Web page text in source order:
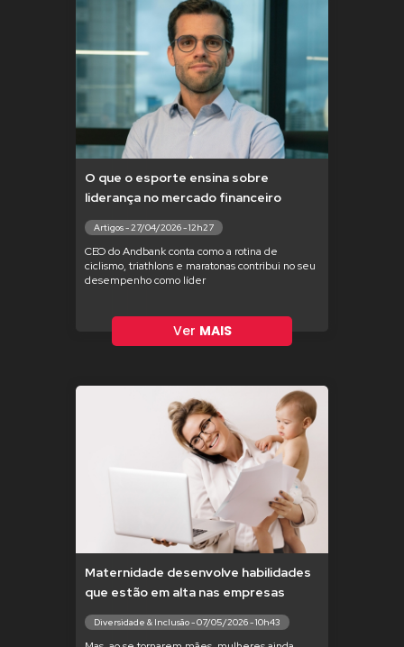
O que o esporte ensina sobre
liderança no mercado financeiro
Artigos - 27/04/2026 - 12h27
CEO do Andbank conta como a rotina de
ciclismo, triathlons e maratonas contribui no seu
desempenho como líder
Ver MAIS
Maternidade desenvolve habilidades
que estão em alta nas empresas
Diversidade & Inclusão - 07/05/2026 - 10h43